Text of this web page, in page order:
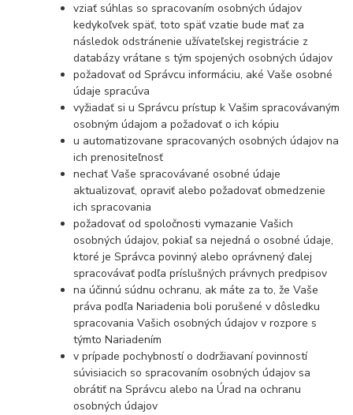
vziať súhlas so spracovaním osobných údajov
kedykoľvek späť, toto späť vzatie bude mať za
následok odstránenie užívateľskej registrácie z
databázy vrátane s tým spojených osobných údajov
požadovať od Správcu informáciu, aké Vaše osobné
údaje spracúva
vyžiadať si u Správcu prístup k Vašim spracovávaným
osobným údajom a požadovať o ich kópiu
u automatizovane spracovaných osobných údajov na
ich prenositeľnosť
nechať Vaše spracovávané osobné údaje
aktualizovať, opraviť alebo požadovať obmedzenie
ich spracovania
požadovať od spoločnosti vymazanie Vašich
osobných údajov, pokiaľ sa nejedná o osobné údaje,
ktoré je Správca povinný alebo oprávnený ďalej
spracovávať podľa príslušných právnych predpisov
na účinnú súdnu ochranu, ak máte za to, že Vaše
práva podľa Nariadenia boli porušené v dôsledku
spracovania Vašich osobných údajov v rozpore s
týmto Nariadením
v prípade pochybností o dodržiavaní povinností
súvisiacich so spracovaním osobných údajov sa
obrátiť na Správcu alebo na Úrad na ochranu
osobných údajov